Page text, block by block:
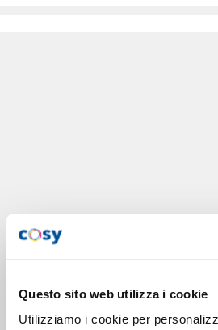
Questo sito web utilizza i cookie
Utilizziamo i cookie per